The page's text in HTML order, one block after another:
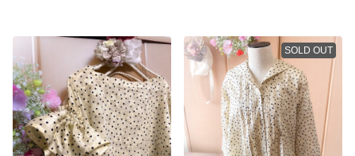
SOLD OUT